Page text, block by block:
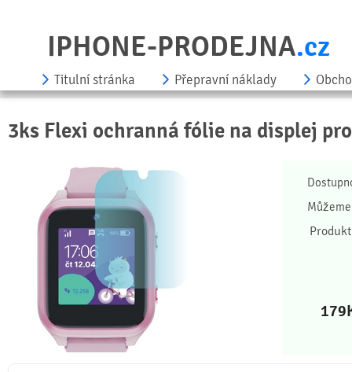
IPHONE-PRODEJNA.cz
Titulní stránka Přepravní náklady
3ks Flexi ochranná fólie na displej
179